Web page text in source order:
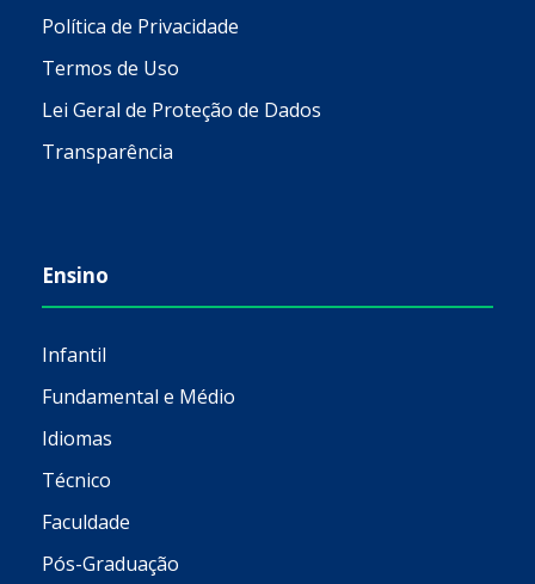
Política de Privacidade
Termos de Uso
Lei Geral de Proteção de Dados
Transparência
Ensino
Infantil
Fundamental e Médio
Idiomas
Técnico
Faculdade
Pós-Graduação